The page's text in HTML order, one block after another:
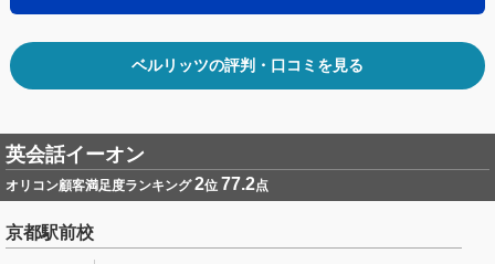
ベルリッツの評判・口コミを見る
英会話イーオン
オリコン顧客満足度ランキング2位 77.2点
京都駅前校